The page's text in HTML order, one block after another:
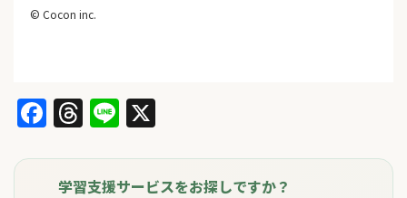
© Cocon inc.
Facebook
Threads
Line
学習支援サービスをお探しですか？